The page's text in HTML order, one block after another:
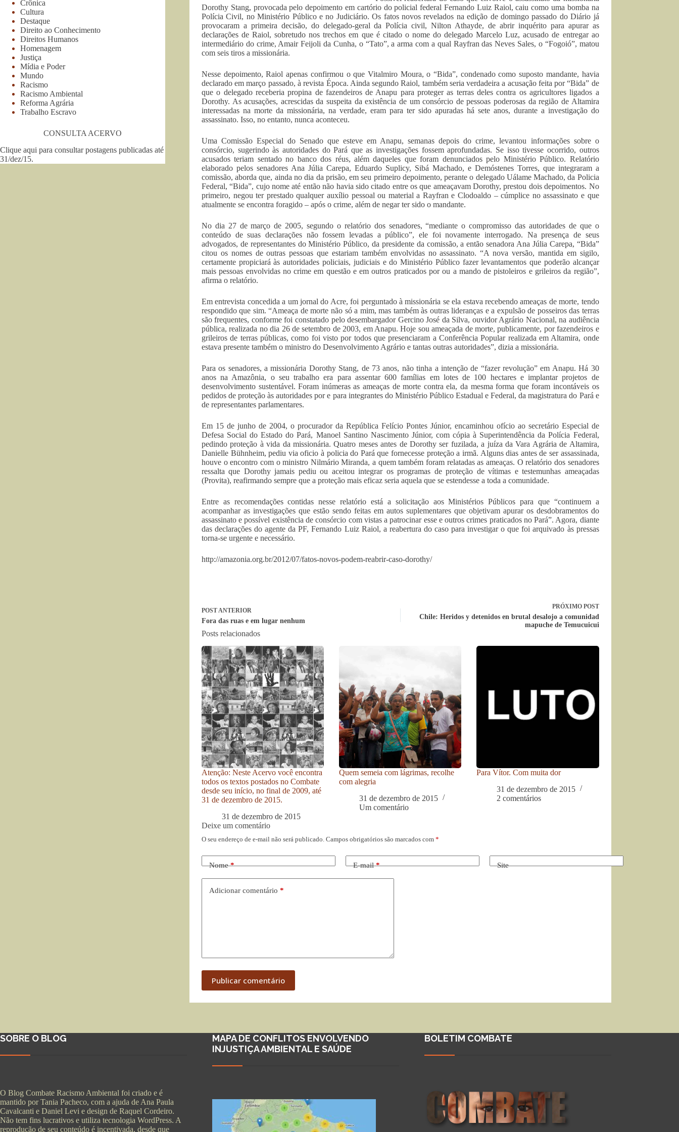
Dorothy Stang, provocada pelo depoimento em cartório do policial federal Fernando Luiz Raiol, caiu como uma bomba na
Polícia Civil, no Ministério Público e no Judiciário. Os fatos novos revelados na edição de domingo passado do Diário já
provocaram a primeira decisão, do delegado-geral da Polícia civil, Nilton Athayde, de abrir inquérito para apurar as
declarações de Raiol, sobretudo nos trechos em que é citado o nome do delegado Marcelo Luz, acusado de entregar ao
intermediário do crime, Amair Feijoli da Cunha, o “Tato”, a arma com a qual Rayfran das Neves Sales, o “Fogoió”, matou
com seis tiros a missionária.
Nesse depoimento, Raiol apenas confirmou o que Vitalmiro Moura, o “Bida”, condenado como suposto mandante, havia
declarado em março passado, à revista Época. Ainda segundo Raiol, também seria verdadeira a acusação feita por “Bida” de
que o delegado receberia propina de fazendeiros de Anapu para proteger as terras deles contra os agricultores ligados a
Dorothy. As acusações, acrescidas da suspeita da existência de um consórcio de pessoas poderosas da região de Altamira
interessadas na morte da missionária, na verdade, eram para ter sido apuradas há sete anos, durante a investigação do
assassinato. Isso, no entanto, nunca aconteceu.
Uma Comissão Especial do Senado que esteve em Anapu, semanas depois do crime, levantou informações sobre o
consórcio, sugerindo às autoridades do Pará que as investigações fossem aprofundadas. Se isso tivesse ocorrido, outros
acusados teriam sentado no banco dos réus, além daqueles que foram denunciados pelo Ministério Público. Relatório
elaborado pelos senadores Ana Júlia Carepa, Eduardo Suplicy, Sibá Machado, e Demóstenes Torres, que integraram a
comissão, aborda que, ainda no dia da prisão, em seu primeiro depoimento, perante o delegado Uálame Machado, da Policia
Federal, “Bida”, cujo nome até então não havia sido citado entre os que ameaçavam Dorothy, prestou dois depoimentos. No
primeiro, negou ter prestado qualquer auxílio pessoal ou material a Rayfran e Clodoaldo – cúmplice no assassinato e que
atualmente se encontra foragido – após o crime, além de negar ter sido o mandante.
No dia 27 de março de 2005, segundo o relatório dos senadores, “mediante o compromisso das autoridades de que o
conteúdo de suas declarações não fossem levadas a público”, ele foi novamente interrogado. Na presença de seus
advogados, de representantes do Ministério Público, da presidente da comissão, a então senadora Ana Júlia Carepa, “Bida”
citou os nomes de outras pessoas que estariam também envolvidas no assassinato. “A nova versão, mantida em sigilo,
certamente propiciará às autoridades policiais, judiciais e do Ministério Público fazer levantamentos que poderão alcançar
mais pessoas envolvidas no crime em questão e em outros praticados por ou a mando de pistoleiros e grileiros da região”,
afirma o relatório.
Em entrevista concedida a um jornal do Acre, foi perguntado à missionária se ela estava recebendo ameaças de morte, tendo
respondido que sim. “Ameaça de morte não só a mim, mas também às outras lideranças e a expulsão de posseiros das terras
são frequentes, conforme foi constatado pelo desembargador Gercino José da Silva, ouvidor Agrário Nacional, na audiência
pública, realizada no dia 26 de setembro de 2003, em Anapu. Hoje sou ameaçada de morte, publicamente, por fazendeiros e
grileiros de terras públicas, como foi visto por todos que presenciaram a Conferência Popular realizada em Altamira, onde
estava presente também o ministro do Desenvolvimento Agrário e tantas outras autoridades”, dizia a missionária.
Para os senadores, a missionária Dorothy Stang, de 73 anos, não tinha a intenção de “fazer revolução” em Anapu. Há 30
anos na Amazônia, o seu trabalho era para assentar 600 famílias em lotes de 100 hectares e implantar projetos de
desenvolvimento sustentável. Foram inúmeras as ameaças de morte contra ela, da mesma forma que foram incontáveis os
pedidos de proteção às autoridades por e para integrantes do Ministério Público Estadual e Federal, da magistratura do Pará e
de representantes parlamentares.
Em 15 de junho de 2004, o procurador da República Felício Pontes Júnior, encaminhou ofício ao secretário Especial de
Defesa Social do Estado do Pará, Manoel Santino Nascimento Júnior, com cópia à Superintendência da Polícia Federal,
pedindo proteção à vida da missionária. Quatro meses antes de Dorothy ser fuzilada, a juíza da Vara Agrária de Altamira,
Danielle Bühnheim, pediu via oficio à policia do Pará que fornecesse proteção a irmã. Alguns dias antes de ser assassinada,
houve o encontro com o ministro Nilmário Miranda, a quem também foram relatadas as ameaças. O relatório dos senadores
ressalta que Dorothy jamais pediu ou aceitou integrar os programas de proteção de vítimas e testemunhas ameaçadas
(Provita), reafirmando sempre que a proteção mais eficaz seria aquela que se estendesse a toda a comunidade.
Entre as recomendações contidas nesse relatório está a solicitação aos Ministérios Públicos para que “continuem a
acompanhar as investigações que estão sendo feitas em autos suplementares que objetivam apurar os desdobramentos do
assassinato e possível existência de consórcio com vistas a patrocinar esse e outros crimes praticados no Pará”. Agora, diante
das declarações do agente da PF, Fernando Luiz Raiol, a reabertura do caso para investigar o que foi arquivado às pressas
torna-se urgente e necessário.
http://amazonia.org.br/2012/07/fatos-novos-podem-reabrir-caso-dorothy/
POSTANTERIOR
Fora das ruas e em lugar nenhum
PRÓXIMO POST
Chile: Heridos y detenidos en brutal desalojo a comunidad
mapuche de Temucuicui
Posts relacionados
Atenção: Neste Acervo você encontra
todos os textos postados no Combate
desde seu início, no final de 2009, até
31 de dezembro de 2015.
31 de dezembro de 2015
Quem semeia com lágrimas, recolhe
com alegria
31 de dezembro de 2015
Um comentário
Para Vítor. Com muita dor
31 de dezembro de 2015
2 comentários
Deixe um comentário
O seu endereço de e-mail não será publicado. Campos obrigatórios são marcados com *
Nome* E-mail* Site
Adicionar comentário *
Publicar comentário
Crônica
Cultura
Destaque
Direito ao Conhecimento
Direitos Humanos
Homenagem
Justiça
Mídia e Poder
Mundo
Racismo
Racismo Ambiental
Reforma Agrária
Trabalho Escravo
CONSULTA ACERVO
Clique aqui para consultar postagens publicadas até
31/dez/15.
SOBRE O BLOG
O Blog Combate Racismo Ambiental foi criado e é
mantido por Tania Pacheco, com a ajuda de Ana Paula
Cavalcanti e Daniel Levi e design de Raquel Cordeiro.
Não tem fins lucrativos e utiliza tecnologia WordPress. A
reprodução de seu conteúdo é incentivada, desde que
MAPA DE CONFLITOS ENVOLVENDO
INJUSTIÇA AMBIENTAL E SAÚDE
BOLETIM COMBATE